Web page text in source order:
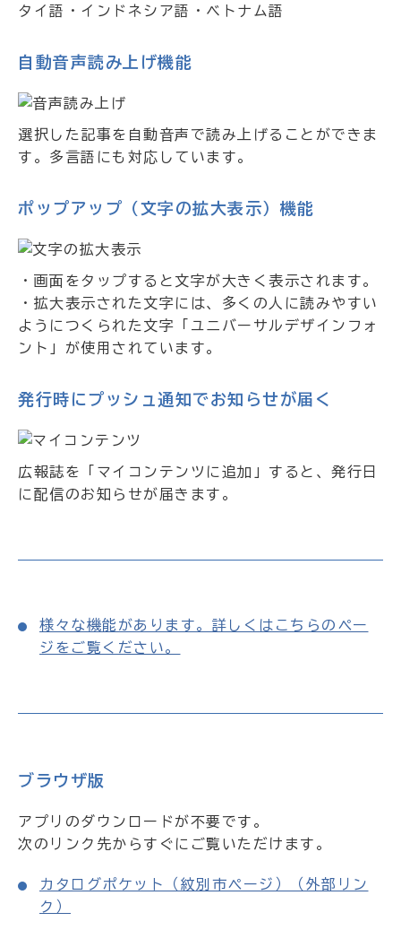
タイ語・インドネシア語・ベトナム語
自動音声読み上げ機能
選択した記事を自動音声で読み上げることができま
す。多言語にも対応しています。
ポップアップ（文字の拡大表示）機能
・画面をタップすると文字が大きく表示されます。
・拡大表示された文字には、多くの人に読みやすい
ようにつくられた文字「ユニバーサルデザインフォ
ント」が使用されています。
発行時にプッシュ通知でお知らせが届く
広報誌を「マイコンテンツに追加」すると、発行日
に配信のお知らせが届きます。
様々な機能があります。詳しくはこちらのペー
ジをご覧ください。
ブラウザ版
アプリのダウンロードが不要です。
次のリンク先からすぐにご覧いただけます。
カタログポケット（紋別市ページ）（外部リン
ク）